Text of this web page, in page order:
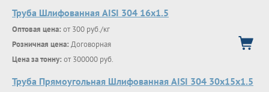
Труба Шлифованная AISI 304 16х1.5
Оптовая цена: от 300 руб./кг
Розничная цена: Договорная
Цена за тонну: от 300000 руб.
Труба Прямоугольная Шлифованная AISI 304 30х15х1.5